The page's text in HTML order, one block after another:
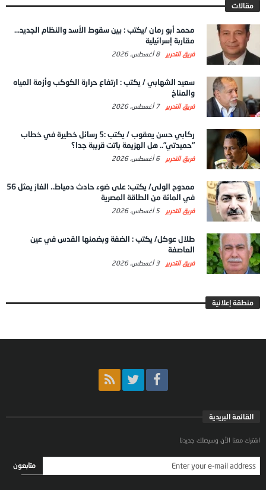
مقالات
محمد أبو رمان /يكتب : بين سقوط الأسد والنظام الجديد…
مقاربة إسرائيلية
فريق التحرير 8 أغسطس، 2026
سعيد الشهابي / يكتب : ارتفاع حرارة الكوكب وأزمة المياه
والمناخ
فريق التحرير 7 أغسطس، 2026
ركابي حسن يعقوب / يكتب :5 رسائل خطيرة في خطاب
“حميدتي”.. هل الهزيمة باتت قريبة جدا؟
فريق التحرير 6 أغسطس، 2026
ممدوح الولى/ يكتب: على ضوء حادث دمياط.. الغاز يمثل 56
في المائة من الطاقة المصرية
فريق التحرير 5 أغسطس، 2026
طلال عوكل/ يكتب : الضفة وبضمنها القدس في عين
العاصفة
فريق التحرير 3 أغسطس، 2026
منطقة إعلانية
القائمة البريدية
اشترك معنا الأن وسيصلك جديدنا